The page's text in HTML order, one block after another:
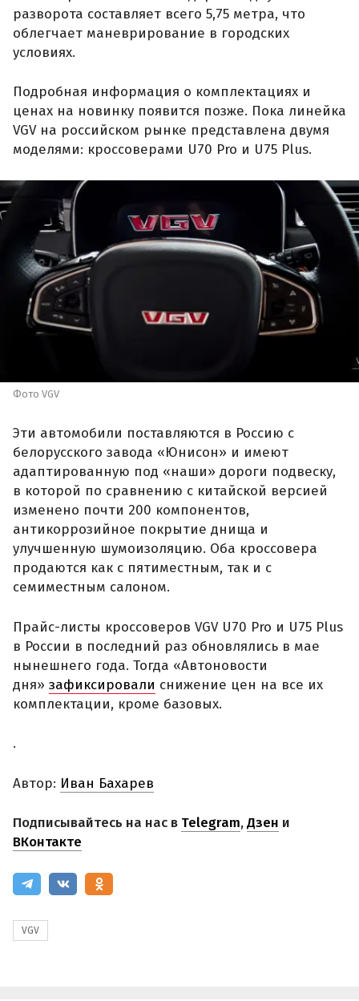
разворота составляет всего 5,75 метра, что
облегчает маневрирование в городских
условиях.
Подробная информация о комплектациях и
ценах на новинку появится позже. Пока линейка
VGV на российском рынке представлена двумя
моделями: кроссоверами U70 Pro и U75 Plus.
Фото VGV
Эти автомобили поставляются в Россию с
белорусского завода «Юнисон» и имеют
адаптированную под «наши» дороги подвеску,
в которой по сравнению с китайской версией
изменено почти 200 компонентов,
антикоррозийное покрытие днища и
улучшенную шумоизоляцию. Оба кроссовера
продаются как с пятиместным, так и с
семиместным салоном.
Прайс-листы кроссоверов VGV U70 Pro и U75 Plus
в России в последний раз обновлялись в мае
нынешнего года. Тогда «Автоновости
дня» зафиксировали снижение цен на все их
комплектации, кроме базовых.
.
Автор: Иван Бахарев
Подписывайтесь на нас в Telegram,Дзен и
ВКонтакте
VGV